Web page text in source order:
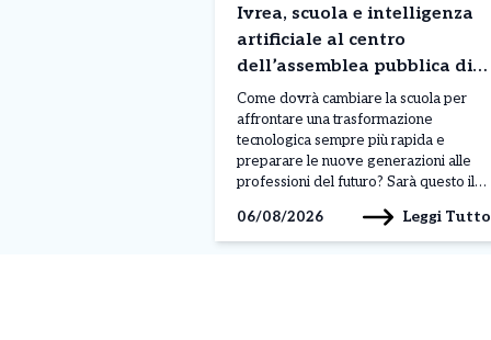
Ivrea, scuola e intelligenza
artificiale al centro
dell’assemblea pubblica di
Confindustria Canavese
Come dovrà cambiare la scuola per
affrontare una trasformazione
tecnologica sempre più rapida e
preparare le nuove generazioni alle
professioni del futuro? Sarà questo il
“Umanesimo tecnologico – Il sorpasso:
scuola guida nell’era dell’AI”, in
06/08/2026 Leggi Tutto